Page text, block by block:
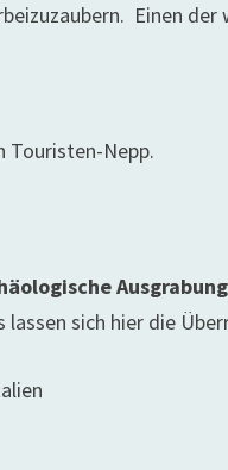
Einen
Touristen-Nepp.
sich hier die